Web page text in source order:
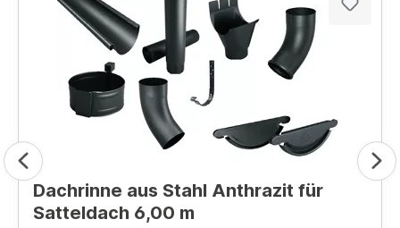
Dachrinne aus Stahl Anthrazit für
Satteldach 6,00 m